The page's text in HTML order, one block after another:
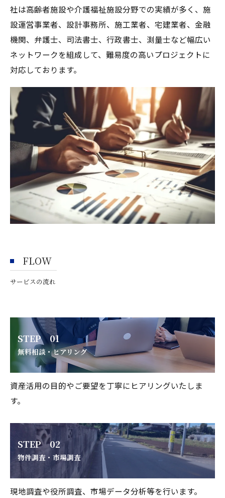
社は高齢者施設や介護福祉施設分野での実績が多く、施
設運営事業者、設計事務所、施工業者、宅建業者、金融
機関、弁護士、司法書士、行政書士、測量士など幅広い
ネットワークを組成して、難易度の高いプロジェクトに
対応しております。
FLOW
サービスの流れ
STEP 01
無料相談・ヒアリング
資産活用の目的やご要望を丁寧にヒアリングいたしま
す。
STEP 02
物件調査・市場調査
現地調査や役所調査、市場データ分析等を行います。